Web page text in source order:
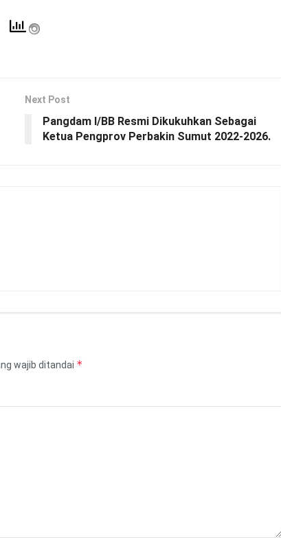
Next Post
Pangdam I/BB Resmi Dikukuhkan Sebagai
Ketua Pengprov Perbakin Sumut 2022-2026.
wajib ditandai *